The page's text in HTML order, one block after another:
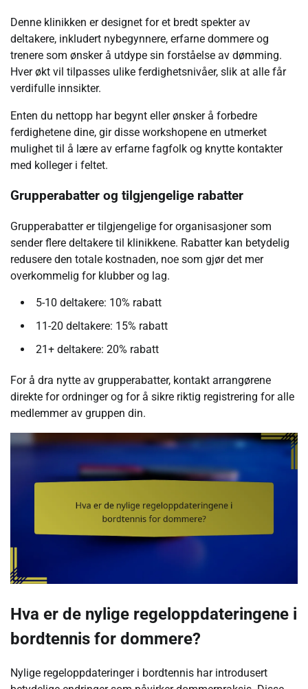
Denne klinikken er designet for et bredt spekter av
deltakere, inkludert nybegynnere, erfarne dommere og
trenere som ønsker å utdype sin forståelse av dømming.
Hver økt vil tilpasses ulike ferdighetsnivåer, slik at alle får
verdifulle innsikter.
Enten du nettopp har begynt eller ønsker å forbedre
ferdighetene dine, gir disse workshopene en utmerket
mulighet til å lære av erfarne fagfolk og knytte kontakter
med kolleger i feltet.
Grupperabatter og tilgjengelige rabatter
Grupperabatter er tilgjengelige for organisasjoner som
sender flere deltakere til klinikkene. Rabatter kan betydelig
redusere den totale kostnaden, noe som gjør det mer
overkommelig for klubber og lag.
5-10 deltakere: 10% rabatt
11-20 deltakere: 15% rabatt
21+ deltakere: 20% rabatt
For å dra nytte av grupperabatter, kontakt arrangørene
direkte for ordninger og for å sikre riktig registrering for alle
medlemmer av gruppen din.
Hva er de nylige regeloppdateringene i
bordtennis for dommere?
Nylige regeloppdateringer i bordtennis har introdusert